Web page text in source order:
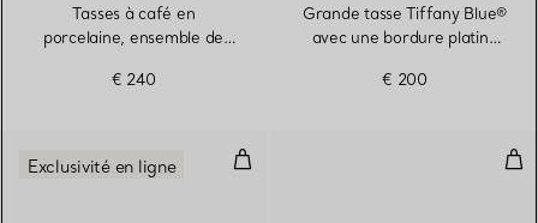
Tasses à café en
porcelaine, ensemble de
€ 240
Grande tasse Tiffany Blue®
avec une bordure platine
€ 200
Tasses à espresso Tiffany en
Exclusivité en ligne